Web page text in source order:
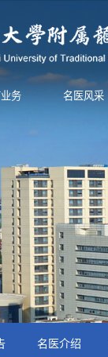
务 名医风采
名医介绍